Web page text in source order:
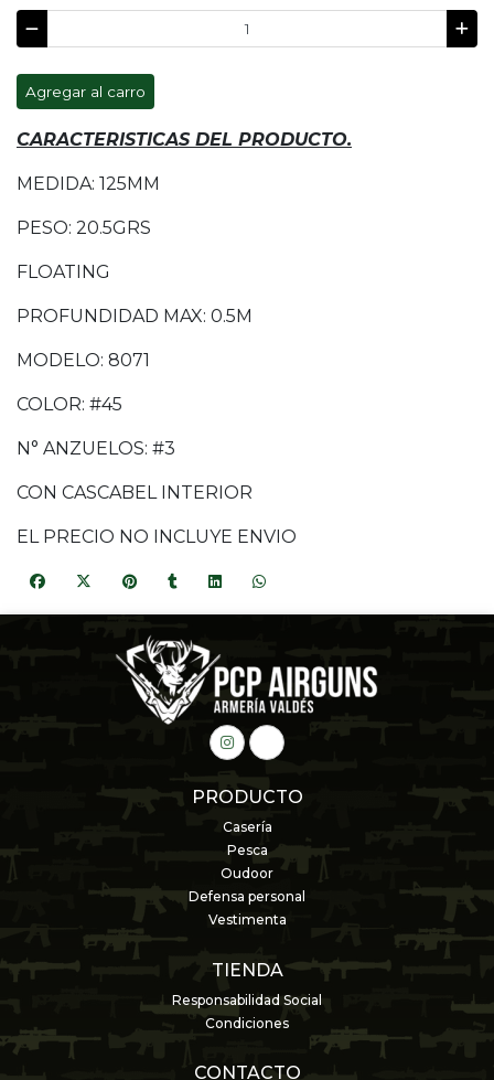
Agregar al carro
CARACTERISTICAS DEL PRODUCTO.
MEDIDA: 125MM
PESO: 20.5GRS
FLOATING
PROFUNDIDAD MAX: 0.5M
MODELO: 8071
COLOR: #45
N° ANZUELOS: #3
CON CASCABEL INTERIOR
EL PRECIO NO INCLUYE ENVIO
PRODUCTO
Casería
Pesca
Oudoor
Defensa personal
Vestimenta
TIENDA
Responsabilidad Social
Condiciones
CONTACTO